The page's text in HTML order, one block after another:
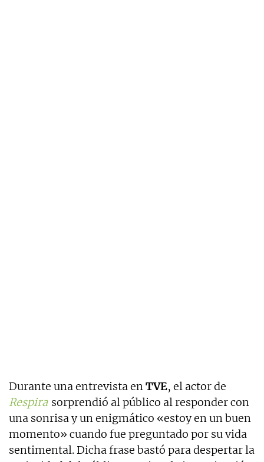
Durante una entrevista enTVE, el actor de
Respira sorprendió al público al responder con
una sonrisa y un enigmático «estoy en un buen
momento» cuando fue preguntado por su vida
sentimental. Dicha frase bastó para despertar la